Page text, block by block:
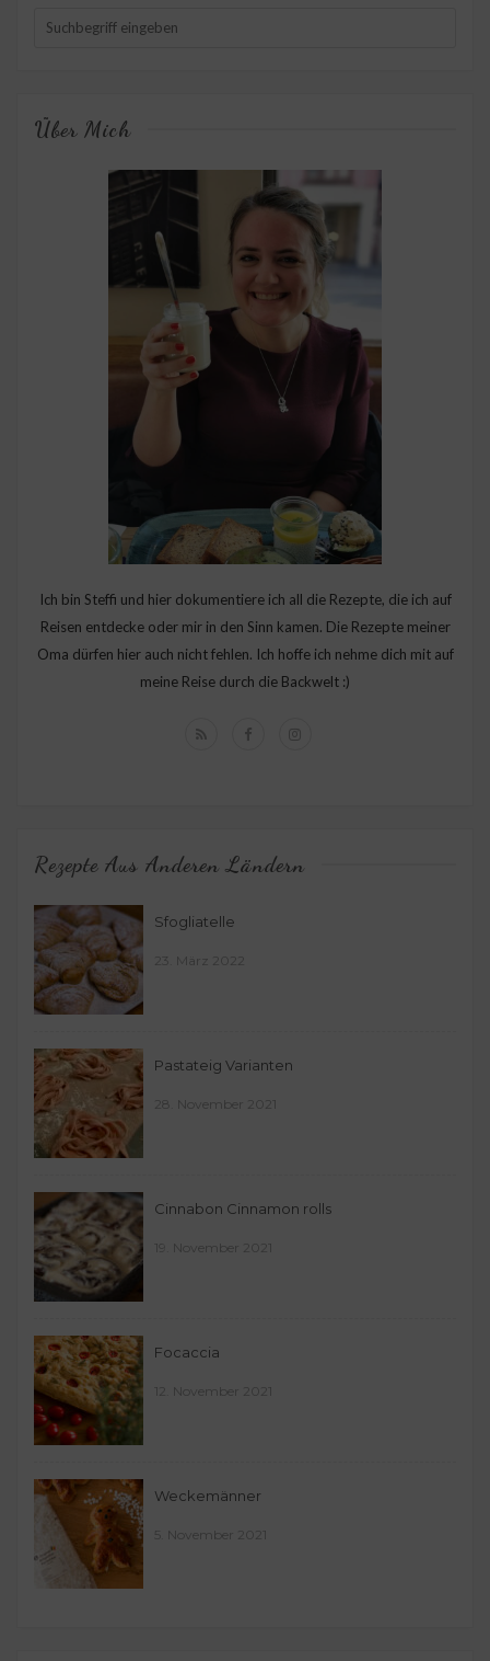
Über Mich
Ich bin Steffi und hier dokumentiere ich all die Rezepte, die ich auf
Reisen entdecke oder mir in den Sinn kamen. Die Rezepte meiner
Oma dürfen hier auch nicht fehlen. Ich hoffe ich nehme dich mit auf
meine Reise durch die Backwelt :)
Rezepte Aus Anderen Ländern
Sfogliatelle
23. März 2022
Pastateig Varianten
28. November 2021
Cinnabon Cinnamon rolls
19. November 2021
Focaccia
12. November 2021
Weckemänner
5. November 2021